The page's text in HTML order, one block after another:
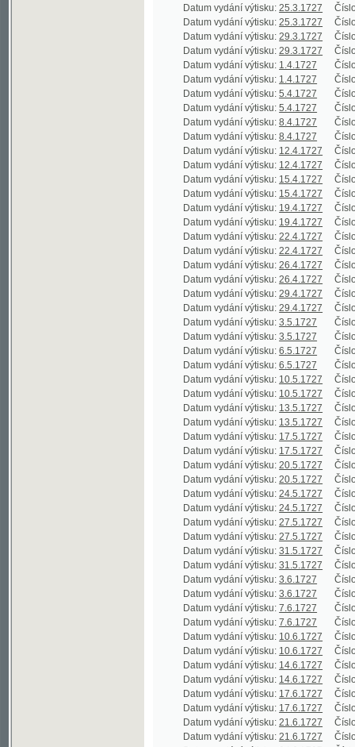
Datum vydání výtisku:5.4.1727
Číslo
Datum vydání výtisku:8.4.1727
Číslo
Datum vydání výtisku:8.4.1727
Číslo
Datum vydání výtisku:12.4.1727
Číslo
Datum vydání výtisku:12.4.1727
Číslo
Datum vydání výtisku:15.4.1727 Číslo
Datum vydání výtisku:15.4.1727
Číslo
Datum vydání výtisku: 19.4.1727 Číslo
Datum vydání výtisku: 19.4.1727
Číslo
Datum vydání výtisku:22.4.1727
Číslo
Datum vydání výtisku:22.4.1727
Číslo
Datum vydání výtisku:26.4.1727
Číslo
Datum vydání výtisku:26.4.1727
Číslo
Datum vydání výtisku:29.4.1727
Číslo
Datum vydání výtisku:29.4.1727
Číslo
Datum vydání výtisku:3.5.1727 Číslo
Datum vydání výtisku:3.5.1727
Číslo
Datum vydání výtisku:6.5.1727 Číslo
Datum vydání výtisku: 6.5.1727
Číslo
Datum vydání výtisku: 10.5.1727
Číslo
Datum vydání výtisku:10.5.1727
Číslo
Datum vydání výtisku:13.5.1727
Číslo
Datum vydání výtisku:13.5.1727
Číslo
Datum vydání výtisku:17.5.1727
Číslo
Datum vydání výtisku:17.5.1727
Číslo
Datum vydání výtisku:20.5.1727
Číslo
Datum vydání výtisku:20.5.1727 Číslo
Datum vydání výtisku:24.5.1727
Číslo
Datum vydání výtisku:24.5.1727 Číslo
Datum vydání výtisku: 27.5.1727
Číslo
Datum vydání výtisku: 27.5.1727
Číslo
Datum vydání výtisku:31.5.1727
Číslo
Datum vydání výtisku:31.5.1727
Číslo
Datum vydání výtisku:3.6.1727
Číslo
Datum vydání výtisku:3.6.1727
Číslo
Datum vydání výtisku:7.6.1727
Číslo
Datum vydání výtisku:7.6.1727 Číslo
Datum vydání výtisku:10.6.1727
Číslo
Datum vydání výtisku:10.6.1727 Číslo
Datum vydání výtisku:14.6.1727
Číslo
Datum vydání výtisku: 14.6.1727
Číslo
Datum vydání výtisku: 17.6.1727
Číslo
Datum vydání výtisku:17.6.1727
Číslo
Datum vydání výtisku:21.6.1727
Číslo
Datum vydání výtisku:21.6.1727
Číslo
Datum vydání výtisku:24.6.1727
Číslo
Datum vydání výtisku:24.6.1727
Číslo
Datum vydání výtisku:28.6.1727 Číslo
Datum vydání výtisku:28.6.1727 Číslo
Datum vydání výtisku:1.7.1727 Číslo
Datum vydání výtisku:1.7.1727 Číslo
Datum vydání výtisku: 5.7.1727
Číslo
Datum vydání výtisku: 5.7.1727
Číslo
Datum vydání výtisku:3.7.1727 Číslo
Datum vydání výtisku:3.7.1727 Číslo
Datum vydání výtisku:12.7.1727
Číslo
Datum vydání výtisku:12.7.1727
Číslo